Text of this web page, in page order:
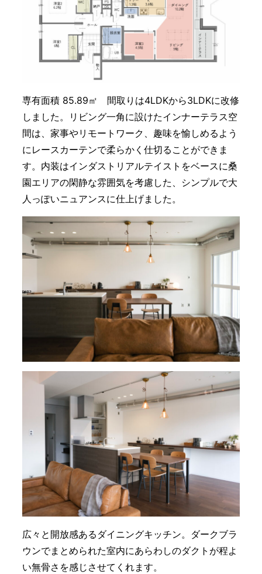
専有面積 85.89㎡ 間取りは4LDKから3LDKに改修
しました。リビング一角に設けたインナーテラス空
間は、家事やリモートワーク、趣味を愉しめるよう
にレースカーテンで柔らかく仕切ることができま
す。内装はインダストリアルテイストをベースに桑
園エリアの閑静な雰囲気を考慮した、シンプルで大
人っぽいニュアンスに仕上げました。
広々と開放感あるダイニングキッチン。ダークブラ
ウンでまとめられた室内にあらわしのダクトが程よ
い無骨さを感じさせてくれます。